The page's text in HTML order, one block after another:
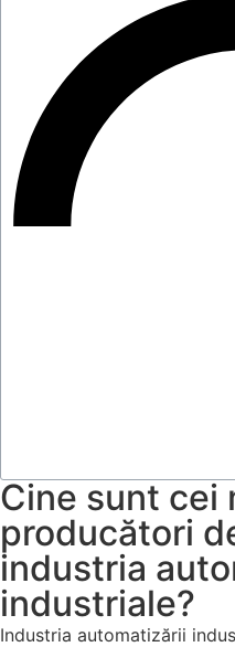
Cine sunt cei
producători
industria
industriale?
Industria automatizării